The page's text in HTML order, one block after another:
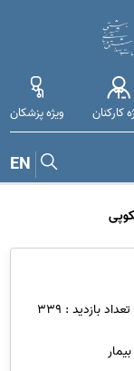
کارکنان ویژه پزشکان
EN
تعداد بازدید : 339